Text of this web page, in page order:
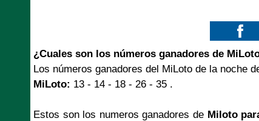
¿Cuales son los números ganadores de
Los números ganadores del MiLoto de la noche
MiLoto: 13 - 14 - 18 - 26 - 35 .
Estos son los numeros ganadores de Miloto